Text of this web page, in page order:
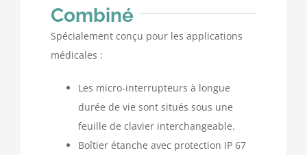
Combiné
Spécialement conçu pour les applications
médicales :
Les micro-interrupteurs à longue
durée de vie sont situés sous une
feuille de clavier interchangeable.
Boîtier étanche avec protection IP 67